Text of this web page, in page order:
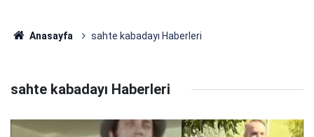
Anasayfa sahte kabadayı Haberleri
sahte kabadayı Haberleri